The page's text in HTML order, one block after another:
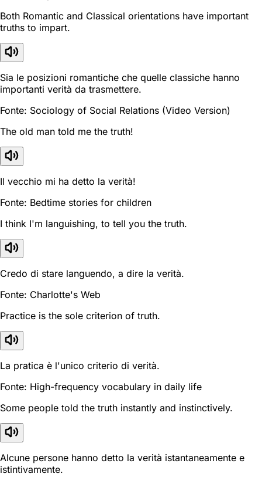
Both Romantic and Classical orientations have important
truths to impart.
Sia le posizioni romantiche che quelle classiche hanno
importanti verità da trasmettere.
Fonte: Sociology of Social Relations (Video Version)
The old man told me the truth!
Il vecchio mi ha detto la verità!
Fonte: Bedtime stories for children
I think I'm languishing, to tell you the truth.
Credo di stare languendo, a dire la verità.
Fonte: Charlotte's Web
Practice is the sole criterion of truth.
La pratica è l'unico criterio di verità.
Fonte: High-frequency vocabulary in daily life
Some people told the truth instantly and instinctively.
Alcune persone hanno detto la verità istantaneamente e
istintivamente.